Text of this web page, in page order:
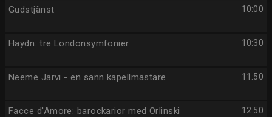
10:00
Gudstjänst
10:30
Haydn: tre Londonsymfonier
11:50
Neeme Järvi - en sann kapellmästare
12:50
Facce d'Amore: barockarior med Orlinski